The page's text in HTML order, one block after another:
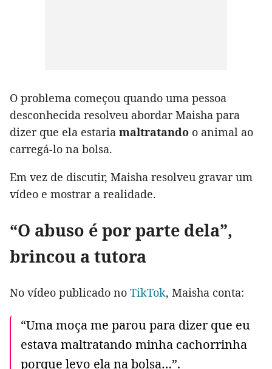
O problema começou quando uma pessoa
desconhecida resolveu abordar Maisha para
dizer que ela estaria maltratando o animal ao
carregá-lo na bolsa.
Em vez de discutir, Maisha resolveu gravar um
vídeo e mostrar a realidade.
“O abuso é por parte dela”,
brincou a tutora
No vídeo publicado no TikTok, Maisha conta:
“Uma moça me parou para dizer que eu
estava maltratando minha cachorrinha
porque levo ela na bolsa…”.